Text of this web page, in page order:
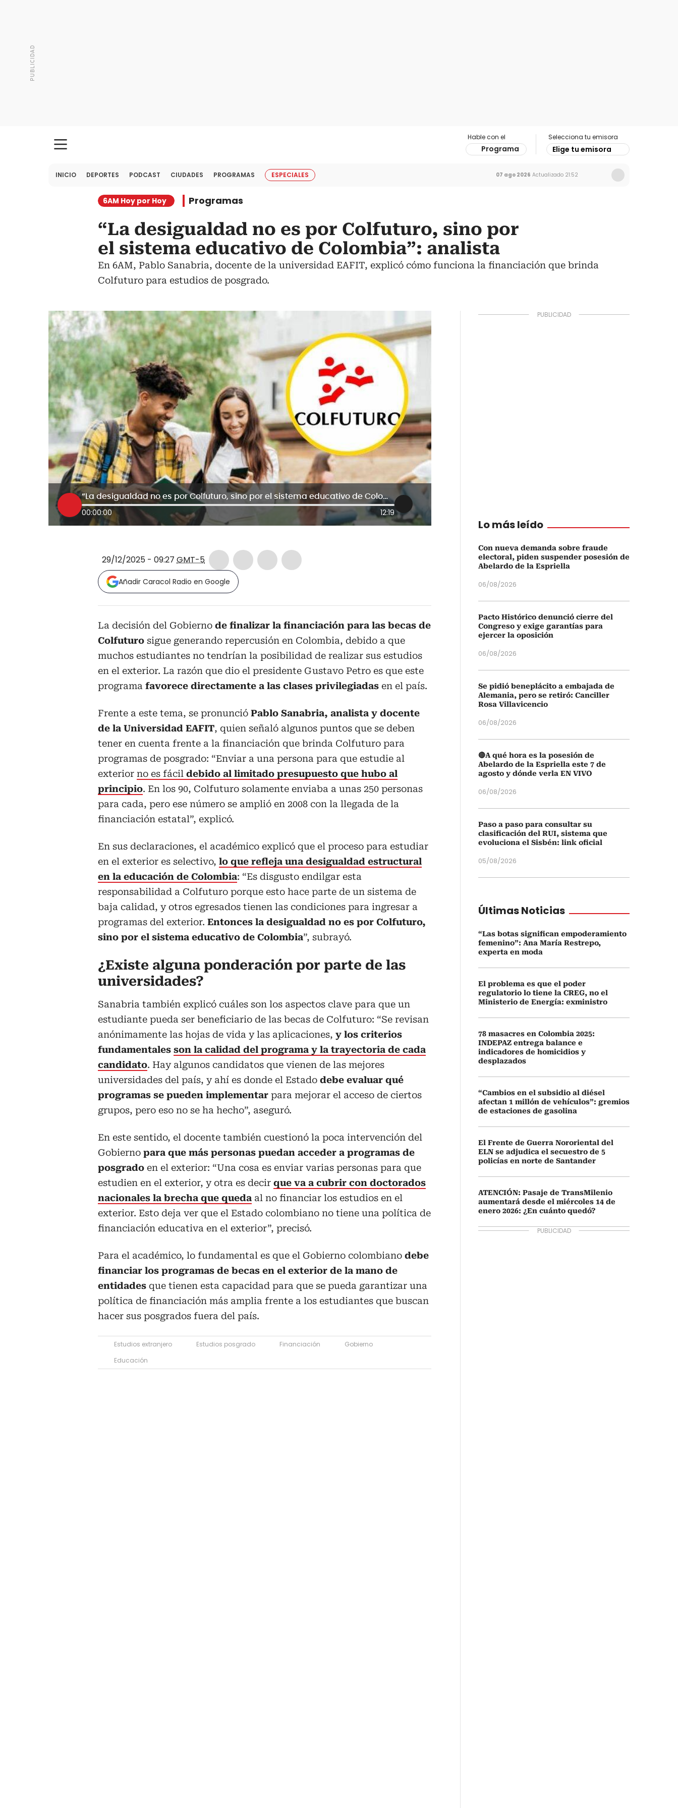
Hable con el
Programa
Selecciona tu emisora
Elige tu emisora
INICIO DEPORTES PODCAST CIUDADES PROGRAMAS ESPECIALES 07 ago 2026 Actualizado 21:52
6AM Hoy por Hoy Programas
“La desigualdad no es por Colfuturo, sino por
el sistema educativo de Colombia”: analista
En 6AM, Pablo Sanabria, docente de la universidad EAFIT, explicó cómo funciona la financiación que brinda
Colfuturo para estudios de posgrado.
“La desigualdad no es por Colfuturo, sino por el sistema educativo de Colombia”: analista
00:00:00 12:19
29/12/2025 - 09:27 GMT-5
Añadir Caracol Radio en Google
La decisión del Gobierno de finalizar la financiación para las becas de
Colfuturo sigue generando repercusión en Colombia, debido a que
muchos estudiantes no tendrían la posibilidad de realizar sus estudios
en el exterior. La razón que dio el presidente Gustavo Petro es que este
programa favorece directamente a las clases privilegiadas en el país.
Frente a este tema, se pronunció Pablo Sanabria, analista y docente
de la Universidad EAFIT, quien señaló algunos puntos que se deben
tener en cuenta frente a la financiación que brinda Colfuturo para
programas de posgrado: “Enviar a una persona para que estudie al
exterior no es fácil debido al limitado presupuesto que hubo al
principio. En los 90, Colfuturo solamente enviaba a unas 250 personas
para cada, pero ese número se amplió en 2008 con la llegada de la
financiación estatal”, explicó.
En sus declaraciones, el académico explicó que el proceso para estudiar
en el exterior es selectivo, lo que refleja una desigualdad estructural
en la educación de Colombia: “Es disgusto endilgar esta
responsabilidad a Colfuturo porque esto hace parte de un sistema de
baja calidad, y otros egresados tienen las condiciones para ingresar a
programas del exterior. Entonces la desigualdad no es por Colfuturo,
sino por el sistema educativo de Colombia”, subrayó.
¿Existe alguna ponderación por parte de las
universidades?
Sanabria también explicó cuáles son los aspectos clave para que un
estudiante pueda ser beneficiario de las becas de Colfuturo: “Se revisan
anónimamente las hojas de vida y las aplicaciones, y los criterios
fundamentales son la calidad del programa y la trayectoria de cada
candidato. Hay algunos candidatos que vienen de las mejores
universidades del país, y ahí es donde el Estado debe evaluar qué
programas se pueden implementar para mejorar el acceso de ciertos
grupos, pero eso no se ha hecho”, aseguró.
En este sentido, el docente también cuestionó la poca intervención del
Gobierno para que más personas puedan acceder a programas de
posgrado en el exterior: “Una cosa es enviar varias personas para que
estudien en el exterior, y otra es decir que va a cubrir con doctorados
nacionales la brecha que queda al no financiar los estudios en el
exterior. Esto deja ver que el Estado colombiano no tiene una política de
financiación educativa en el exterior”, precisó.
Para el académico, lo fundamental es que el Gobierno colombiano debe
financiar los programas de becas en el exterior de la mano de
entidades que tienen esta capacidad para que se pueda garantizar una
política de financiación más amplia frente a los estudiantes que buscan
hacer sus posgrados fuera del país.
Estudios extranjero Estudios posgrado Financiación
Gobierno
Educación
Lo más leído
Con nueva demanda sobre fraude
electoral, piden suspender posesión de
Abelardo de la Espriella
06/08/2026
Pacto Histórico denunció cierre del
Congreso y exige garantías para
ejercer la oposición
06/08/2026
Se pidió beneplácito a embajada de
Alemania, pero se retiró: Canciller
Rosa Villavicencio
06/08/2026
🔴A qué hora es la posesión de
Abelardo de la Espriella este 7 de
agosto y dónde verla EN VIVO
06/08/2026
Paso a paso para consultar su
clasificación del RUI, sistema que
evoluciona el Sisbén: link oficial
05/08/2026
Últimas Noticias
“Las botas significan empoderamiento
femenino”: Ana María Restrepo,
experta en moda
El problema es que el poder
regulatorio lo tiene la CREG, no el
Ministerio de Energía: exministro
78 masacres en Colombia 2025:
INDEPAZ entrega balance e
indicadores de homicidios y
desplazados
“Cambios en el subsidio al diésel
afectan 1 millón de vehículos”: gremios
de estaciones de gasolina
El Frente de Guerra Nororiental del
ELN se adjudica el secuestro de 5
policías en norte de Santander
ATENCIÓN: Pasaje de TransMilenio
aumentará desde el miércoles 14 de
enero 2026: ¿En cuánto quedó?